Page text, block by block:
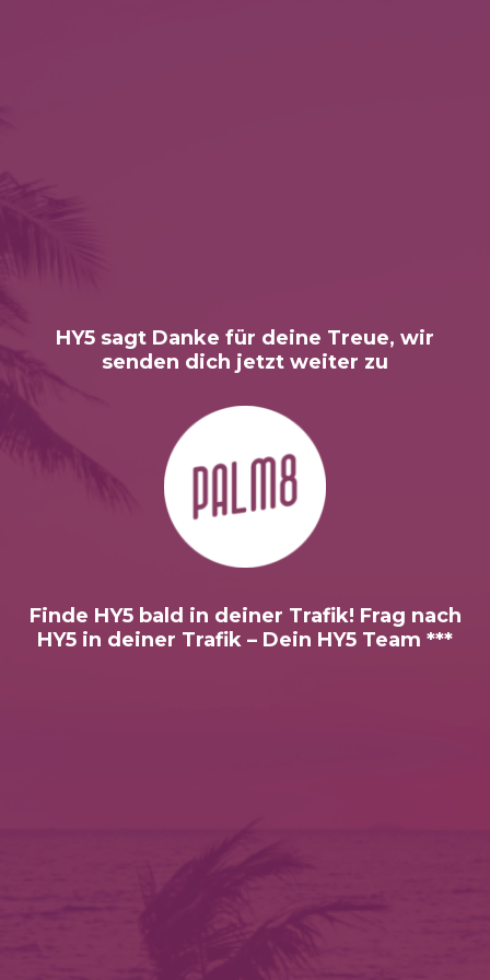
HY5 sagt Danke für deine Treue, wir
senden dich jetzt weiter zu
Finde HY5 bald in deiner Trafik! Frag nach
HY5 in deiner Trafik – Dein HY5 Team ***